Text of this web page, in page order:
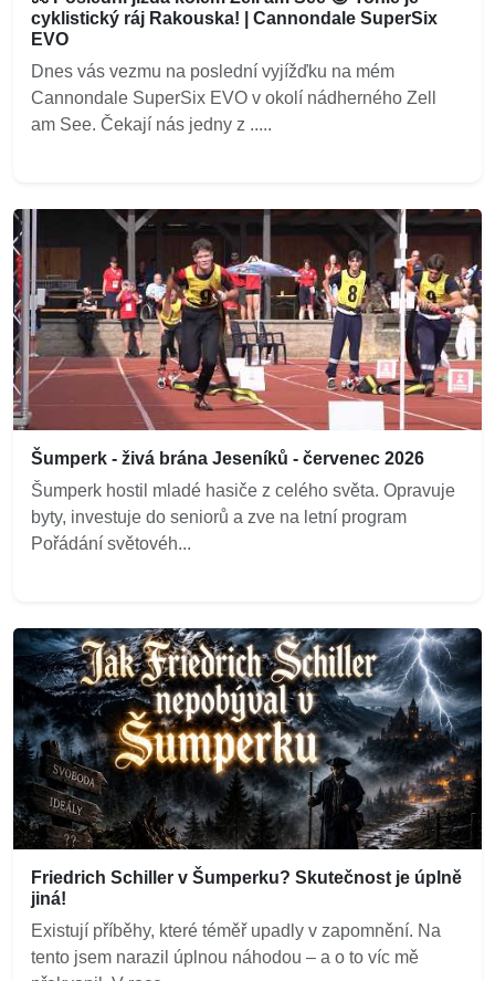
cyklistický ráj Rakouska! | Cannondale SuperSix
EVO
Dnes vás vezmu na poslední vyjížďku na mém
Cannondale SuperSix EVO v okolí nádherného Zell
am See. Čekají nás jedny z .....
Šumperk - živá brána Jeseníků - červenec 2026
Šumperk hostil mladé hasiče z celého světa. Opravuje
byty, investuje do seniorů a zve na letní program
Pořádání světovéh...
Friedrich Schiller v Šumperku? Skutečnost je úplně
jiná!
Existují příběhy, které téměř upadly v zapomnění. Na
tento jsem narazil úplnou náhodou – a o to víc mě